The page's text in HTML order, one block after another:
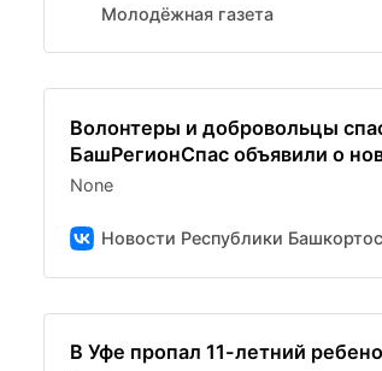
Молодёжная газета
Волонтеры и добровольцы
БашРегионСпас объявили о
None
Новости Республики
В Уфе пропал 11-летний